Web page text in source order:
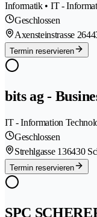
Informatik • IT -
Geschlossen
Axensteinstrasse 2
Termin reservieren
bits ag -
IT - Information
Geschlossen
Strehlgasse 136430
Termin reservieren
SPC